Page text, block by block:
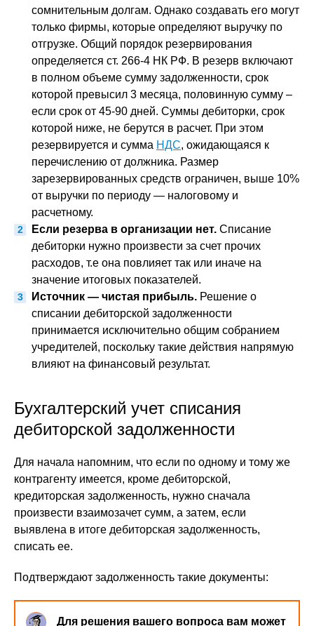
сомнительным долгам. Однако создавать его могут
только фирмы, которые определяют выручку по
отгрузке. Общий порядок резервирования
определяется ст. 266-4 НК РФ. В резерв включают
в полном объеме сумму задолженности, срок
которой превысил 3 месяца, половинную сумму –
если срок от 45-90 дней. Суммы дебиторки, срок
которой ниже, не берутся в расчет. При этом
резервируется и сумма НДС, ожидающаяся к
перечислению от должника. Размер
зарезервированных средств ограничен, выше 10%
от выручки по периоду — налоговому и
расчетному.
Если резерва в организации нет. Списание
дебиторки нужно произвести за счет прочих
расходов, т.е она повлияет так или иначе на
значение итоговых показателей.
Источник — чистая прибыль. Решение о
списании дебиторской задолженности
принимается исключительно общим собранием
учредителей, поскольку такие действия напрямую
влияют на финансовый результат.
Бухгалтерский учет списания
дебиторской задолженности
Для начала напомним, что если по одному и тому же
контрагенту имеется, кроме дебиторской,
кредиторская задолженность, нужно сначала
произвести взаимозачет сумм, а затем, если
выявлена в итоге дебиторская задолженность,
списать ее.
Подтверждают задолженность такие документы:
Для решения вашего вопроса вам может